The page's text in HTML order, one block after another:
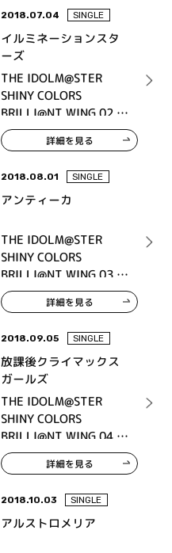
2018.07.04 SINGLE
イルミネーションスタ
ーズ
THE IDOLM@STER
SHINY COLORS
BRILLI@NT WING 02 ヒ
カリのdestination
詳細を見る
2018.08.01 SINGLE
アンティーカ
THE IDOLM@STER
SHINY COLORS
BRILLI@NT WING 03 バ
ベルシティ・グレイス
詳細を見る
2018.09.05 SINGLE
放課後クライマックス
ガールズ
THE IDOLM@STER
SHINY COLORS
BRILLI@NT WING 04 夢
咲きAfter school
詳細を見る
2018.10.03 SINGLE
アルストロメリア